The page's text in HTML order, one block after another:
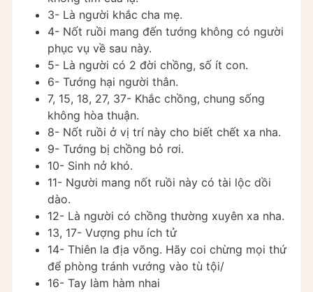
3- Là người khắc cha mẹ.
4- Nốt ruồi mang đến tướng không có người
phục vụ về sau này.
5- Là người có 2 đời chồng, số ít con.
6- Tướng hại người thân.
7, 15, 18, 27, 37- Khắc chồng, chung sống
không hòa thuận.
8- Nốt ruồi ở vị trí này cho biết chết xa nha.
9- Tướng bị chồng bỏ rơi.
10- Sinh nở khó.
11- Người mang nốt ruồi này có tài lộc dồi
dào.
12- Là người có chồng thường xuyên xa nha.
13, 17- Vượng phu ích tử
14- Thiên la địa võng. Hãy coi chừng mọi thứ
để phòng tránh vướng vào tù tội/
16- Tay làm hàm nhai